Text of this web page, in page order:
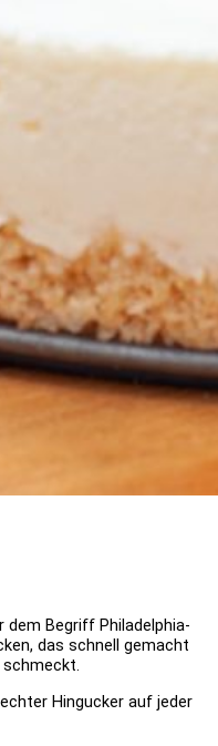
dem Begriff Philadelphia-
das schnell gemacht
Hingucker auf jeder